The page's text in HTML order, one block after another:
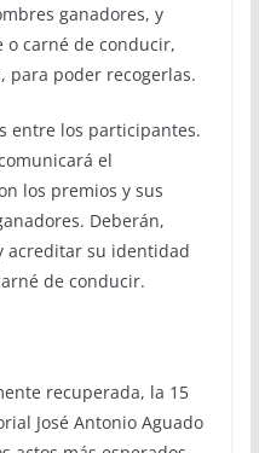
ganadores, y
o carné de conducir,
para poder recogerlas.
entre los participantes.
el
los premios y sus
Deberán,
acreditar su identidad
de conducir.
recuperada, la 15
José Antonio Aguado